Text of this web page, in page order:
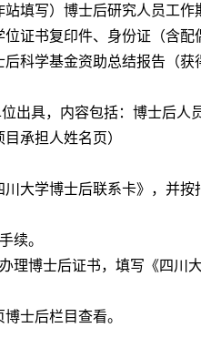
填写）博士后研究人员工
证书复印件、身份证（含配
科学基金资助总结报告（
出具，内容包括：博士后人
承担人姓名页）
大学博士后联系卡》，并按
续。
理博士后证书，填写《四川
士后栏目查看。